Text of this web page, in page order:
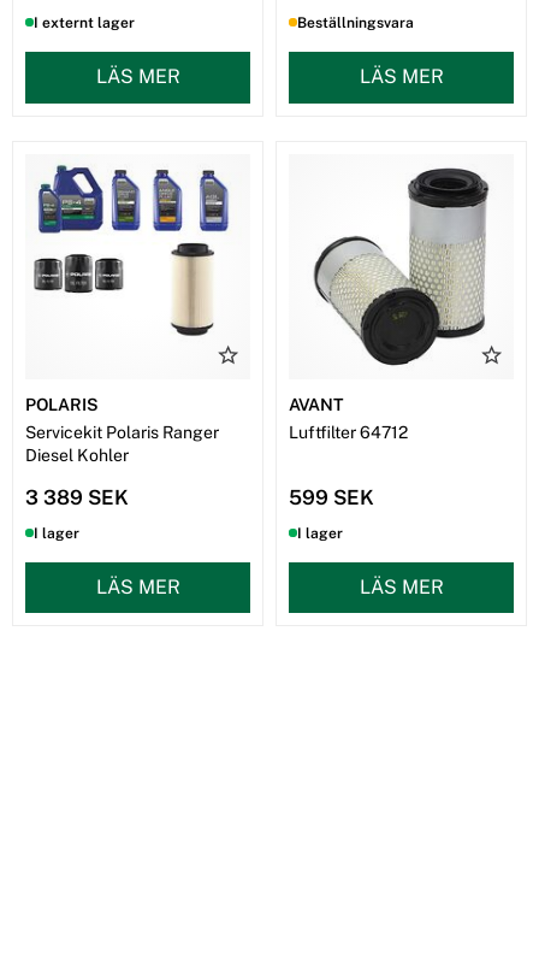
I externt lager
LÄS MER
Beställningsvara
LÄS MER
POLARIS
Servicekit Polaris Ranger
Diesel Kohler
3 389 SEK
I lager
LÄS MER
AVANT
Luftfilter 64712
599 SEK
I lager
LÄS MER